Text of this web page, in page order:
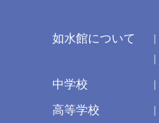
如水館について
中学校
高等学校